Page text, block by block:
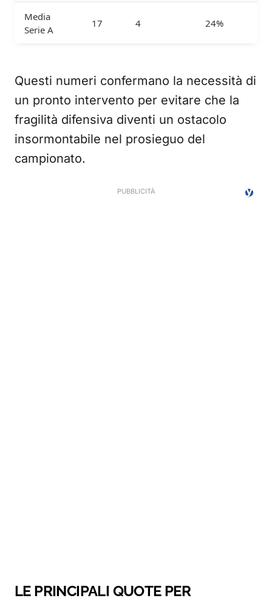
Media
Serie A
17 4 24%
Questi numeri confermano la necessità di
un pronto intervento per evitare che la
fragilità difensiva diventi un ostacolo
insormontabile nel prosieguo del
campionato.
LE PRINCIPALI QUOTE PER